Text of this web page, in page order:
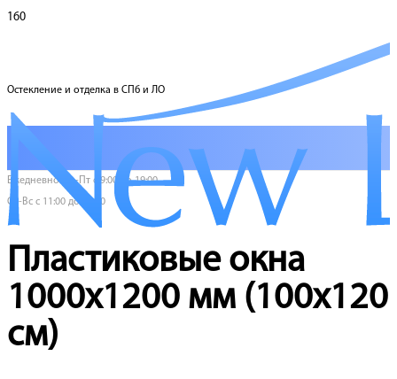
Остекление и отделка в СПб и ЛО
Ежедневно Пн-Пт с 9:00 до 19:00
Сб-Вс с 11:00 до 17:00
Пластиковые окна
1000х1200 мм (100х120
см)